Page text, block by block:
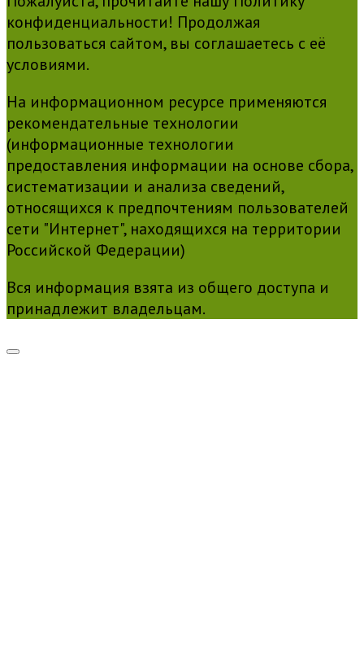
конфиденциальности! Продолжая
пользоваться сайтом, вы соглашаетесь с её
условиями.
На информационном ресурсе применяются
рекомендательные технологии
(информационные технологии
предоставления информации на основе сбора,
систематизации и анализа сведений,
относящихся к предпочтениям пользователей
сети "Интернет", находящихся на территории
Российской Федерации)
Вся информация взята из общего доступа и
принадлежит владельцам.